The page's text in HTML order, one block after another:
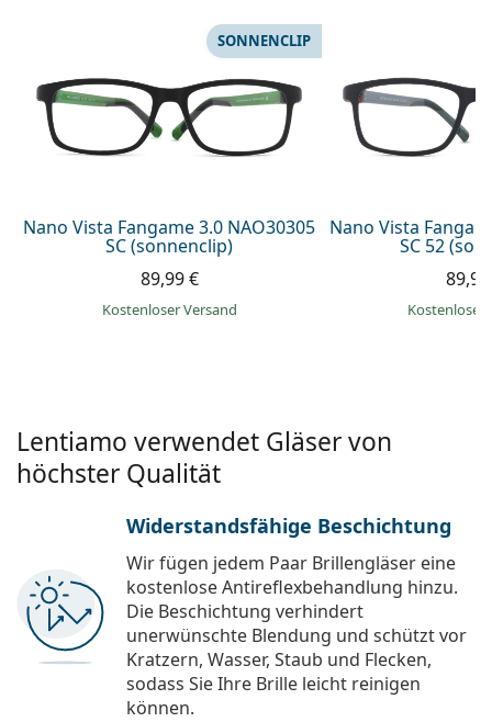
Prada
Alle Marken
Nano Vista Fangame 3.0 NAO30305
SC (sonnenclip)
SONNENCLIP
89,99 €
Kostenloser Versand
Nano Vista
SC 52
Kostenloser
Lentiamo verwendet Gläser von
höchster Qualität
Widerstandsfähige Beschichtung
Wir fügen jedem Paar Brillengläser eine
kostenlose Antireflexbehandlung hinzu.
Die Beschichtung verhindert
unerwünschte Blendung und schützt vor
Kratzern, Wasser, Staub und Flecken,
sodass Sie Ihre Brille leicht reinigen
können.